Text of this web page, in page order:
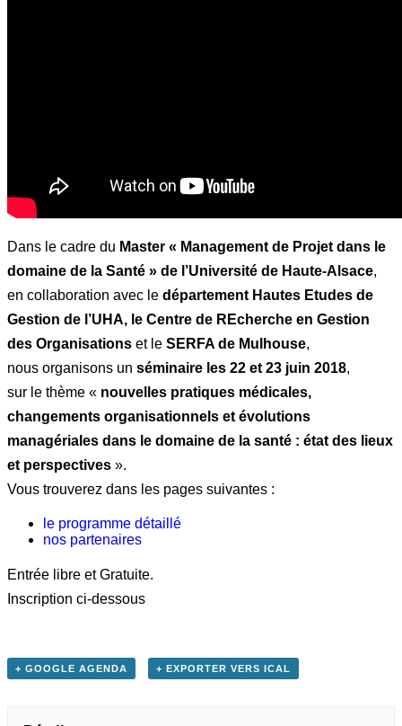
Dans le cadre du Master « Management de Projet dans le
domaine de la Santé » de l’Université de Haute-Alsace,
en collaboration avec le département Hautes Etudes de
Gestion de l’UHA, le Centre de REcherche en Gestion
des Organisations et le SERFA de Mulhouse,
nous organisons un séminaire les 22 et 23 juin 2018,
sur le thème « nouvelles pratiques médicales,
changements organisationnels et évolutions
managériales dans le domaine de la santé : état des lieux
et perspectives ».
Vous trouverez dans les pages suivantes :
le programme détaillé
nos partenaires
Entrée libre et Gratuite.
Inscription ci-dessous
+ GOOGLE AGENDA + EXPORTER VERS ICAL